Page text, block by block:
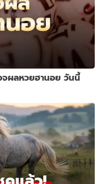
ผลหวยฮานอย วันนี้